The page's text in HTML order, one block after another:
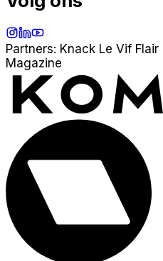
Instagram
LinkedIn
YouTube
Partners: Knack Le Vif Flair
Magazine